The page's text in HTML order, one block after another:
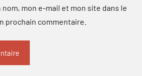
mon e-mail et mon site dans le
prochain commentaire.